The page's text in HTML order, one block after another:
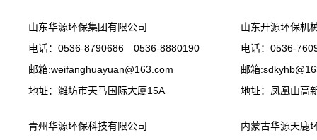
山东华源环保集团有限公司
电话：0536-8790686 0536-8880190
邮箱:weifanghuayuan@163.com
地址：潍坊市天马国际大厦15A
山东开源环保机
电话：0536-
邮箱
地址：凤凰山高
青州华源环保科技有限公司
内蒙古华源天鹿